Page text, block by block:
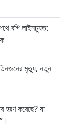
বগি লাইনচ্যুত:
মৃত্যু, নতুন
হরণ করেছে? যা